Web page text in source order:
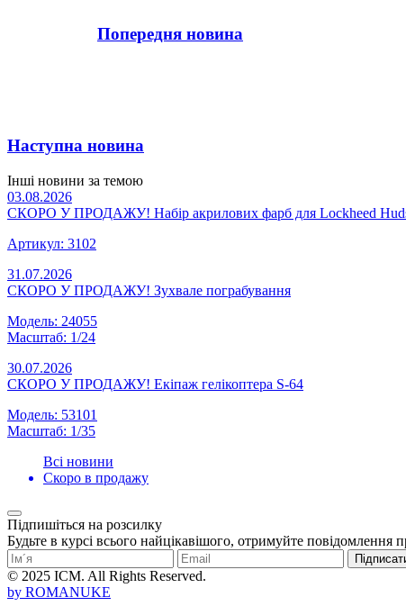
Попередня новина
Наступна новина
Інші новини за темою
03.08.2026
СКОРО У ПРОДАЖУ! Набір акрилових фарб для Lockheed
Артикул: 3102
31.07.2026
СКОРО У ПРОДАЖУ! Зухвале пограбування
Модель: 24055
Масштаб: 1/24
30.07.2026
СКОРО У ПРОДАЖУ! Екіпаж гелікоптера S-64
Модель: 53101
Масштаб: 1/35
Всі новини
Скоро в продажу
Підпишіться на розсилку
Будьте в курсі всього найцікавішого, отримуйте повідомлення
© 2025 ICM. All Rights Reserved.
by ROMANUKE